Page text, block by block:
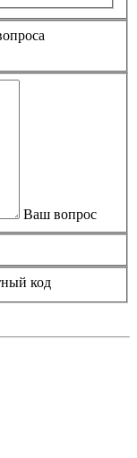
Ваш вопрос
код